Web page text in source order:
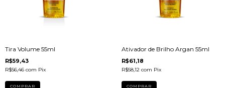
Tira Volume 55ml
R$59,43
R$56,46 com Pix
Ativador de Brilho Argan 55ml
R$61,18
R$58,12 com Pix